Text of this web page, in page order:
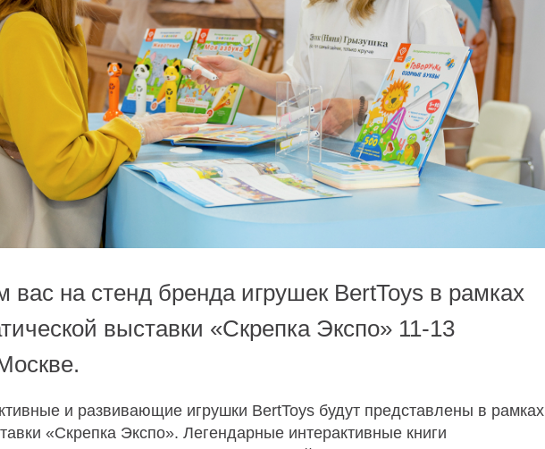
вас на стенд бренда игрушек BertToys в рамках
выставки «Скрепка Экспо» 11-13
и развивающие игрушки BertToys будут представлены в рамках
«Скрепка Экспо». Легендарные интерактивные книги